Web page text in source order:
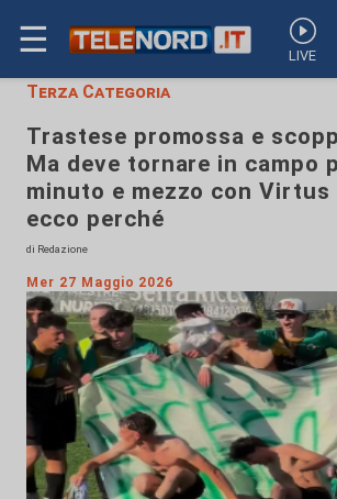
☰ LIVE
Terza Categoria
Trastese promossa e
Ma deve tornare in campo
minuto e mezzo con Virtus
ecco perché
di Redazione
Mer 27 Maggio 2026